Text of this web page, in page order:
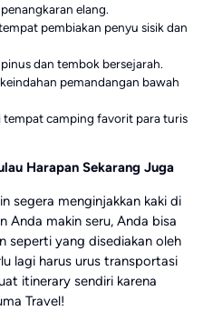
elang.
pembiakan penyu sisik dan
dan tembok bersejarah.
pemandangan bawah
tempat camping favorit para turis
Harapan Sekarang Juga
segera menginjakkan kaki di
Anda makin seru, Anda bisa
seperti yang disediakan oleh
lagi harus urus transportasi
itinerary sendiri karena
Travel!